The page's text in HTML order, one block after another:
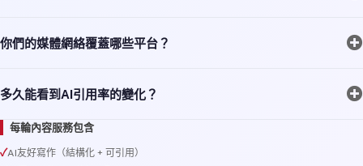
你們的媒體網絡覆蓋哪些平台？
多久能看到AI引用率的變化？
每輪內容服務包含
AI友好寫作（結構化 + 可引用）